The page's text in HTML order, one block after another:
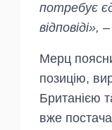
потребує
відповіді», –
Мерц
позицію,
Британією
вже